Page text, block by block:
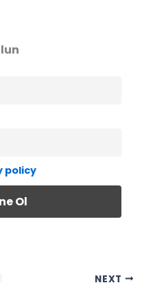
policy
NEXT